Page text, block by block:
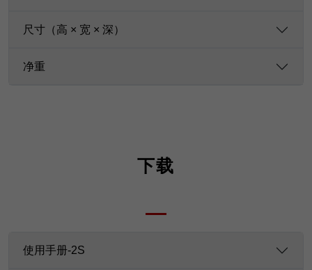
尺寸（高 × 宽 × 深）
净重
下载
使用手册-2S